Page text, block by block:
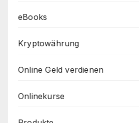
eBooks
Kryptowährung
Online Geld verdienen
Onlinekurse